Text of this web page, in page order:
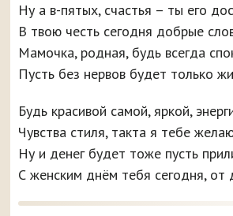
Ну а в-пятых, счастья – ты его
В твою честь сегодня добрые
Мамочка, родная, будь всегда
Пусть без нервов будет только
Будь красивой самой, яркой,
Чувства стиля, такта я тебе
Ну и денег будет тоже пусть
С женским днём тебя сегодня, от